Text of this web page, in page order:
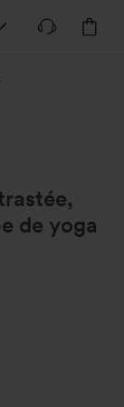
de yoga